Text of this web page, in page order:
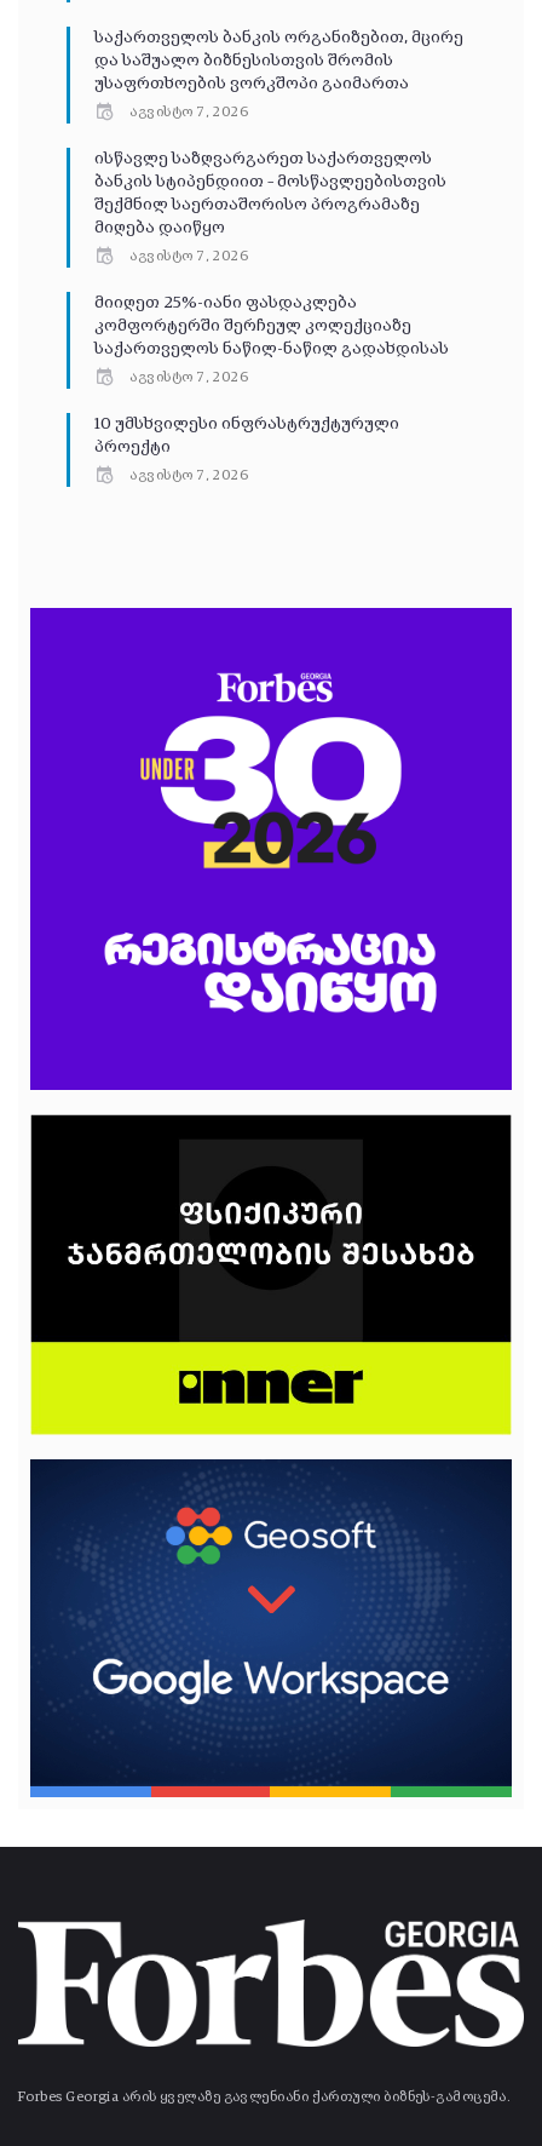
საქართველოს ბანკის ორგანიზებით, მცირე
და საშუალო ბიზნესისთვის შრომის
უსაფრთხოების ვორკშოპი გაიმართა
აგვისტო 7, 2026
ისწავლე საზღვარგარეთ საქართველოს
ბანკის სტიპენდიით – მოსწავლეებისთვის
შექმნილ საერთაშორისო პროგრამაზე
მიღება დაიწყო
აგვისტო 7, 2026
მიიღეთ 25%-იანი ფასდაკლება
კომფორტერში შერჩეულ კოლექციაზე
საქართველოს ნაწილ-ნაწილ გადახდისას
აგვისტო 7, 2026
10 უმსხვილესი ინფრასტრუქტურული
პროექტი
აგვისტო 7, 2026
Forbes Georgia არის ყველაზე გავლენიანი ქართული ბიზნეს-გამოცემა.